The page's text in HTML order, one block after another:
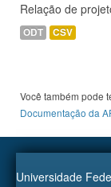
Relação de
ODT CSV
Você também pode
Documentação da
Universidade